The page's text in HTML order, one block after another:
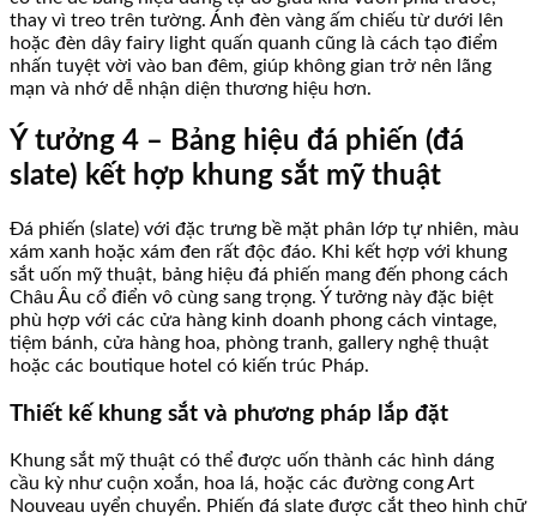
thay vì treo trên tường. Ánh đèn vàng ấm chiếu từ dưới lên
hoặc đèn dây fairy light quấn quanh cũng là cách tạo điểm
nhấn tuyệt vời vào ban đêm, giúp không gian trở nên lãng
mạn và nhớ dễ nhận diện thương hiệu hơn.
Ý tưởng 4 – Bảng hiệu đá phiến (đá
slate) kết hợp khung sắt mỹ thuật
Đá phiến (slate) với đặc trưng bề mặt phân lớp tự nhiên, màu
xám xanh hoặc xám đen rất độc đáo. Khi kết hợp với khung
sắt uốn mỹ thuật, bảng hiệu đá phiến mang đến phong cách
Châu Âu cổ điển vô cùng sang trọng. Ý tưởng này đặc biệt
phù hợp với các cửa hàng kinh doanh phong cách vintage,
tiệm bánh, cửa hàng hoa, phòng tranh, gallery nghệ thuật
hoặc các boutique hotel có kiến trúc Pháp.
Thiết kế khung sắt và phương pháp lắp đặt
Khung sắt mỹ thuật có thể được uốn thành các hình dáng
cầu kỳ như cuộn xoắn, hoa lá, hoặc các đường cong Art
Nouveau uyển chuyển. Phiến đá slate được cắt theo hình chữ